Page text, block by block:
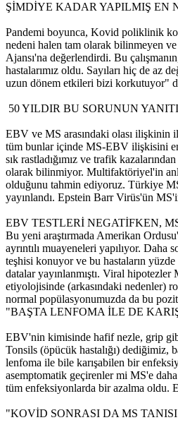
ŞİMDİYE KADAR YAPILMIŞ EN
Pandemi boyunca, Kovid poliklinik
nedeni halen tam olarak bilinmeyen ve
Ajansı'na değerlendirdi. Bu
hastalarımız oldu. Sayıları hiç de az
uzun dönem etkileri bizi korkutuyor"
50 YILDIR BU SORUNUN
EBV ve MS arasındaki olası ilişkinin
tüm bunlar içinde MS-EBV ilişkisini
sık rastladığımız ve trafik
olarak bilinmiyor. Multifaktöriyel'in
olduğunu tahmin ediyoruz. Türkiye
yayınlandı. Epstein Barr Virüs'ün
EBV TESTLERİ NEGATİFKEN,
Bu yeni araştırmada Amerikan
ayrıntılı muayeneleri yapılıyor.
teşhisi konuyor ve bu hastaların
datalar yayınlanmıştı. Viral
etiyolojisinde (arkasındaki nedenler)
normal popülasyonumuzda da bu
"BAŞTA LENFOMA İLE DE
EBV'nin kimisinde hafif nezle, grip
Tonsils (öpücük hastalığı) dediğimiz,
lenfoma ile bile karışabilen bir
asemptomatik geçirenler mi MS'e
tüm enfeksiyonlarda bir azalma oldu.
"KOVİD SONRASI DA MS